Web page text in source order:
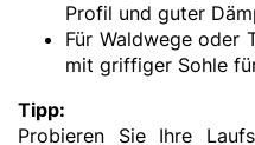
Profil und guter
Für Waldwege oder
mit griffiger Sohle
Tipp:
Probieren Sie Ihre